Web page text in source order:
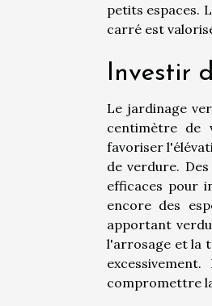
petits espaces.
carré est
Investir
Le jardinage
centimètre de
favoriser
de verdure.
efficaces pour
encore des
apportant
l'arrosage et la
compromettre